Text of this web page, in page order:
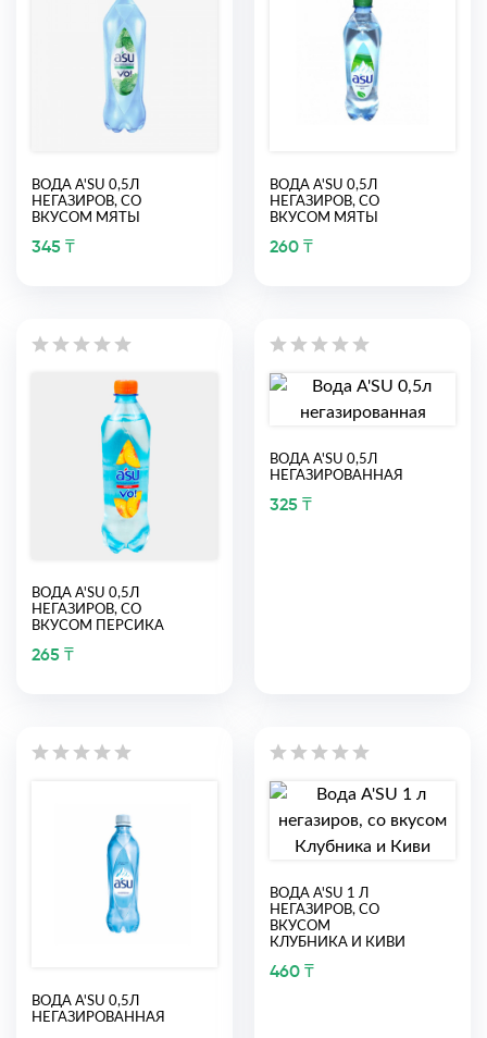
ВОДА A'SU 0,5Л
НЕГАЗИРОВ, СО
ВКУСОМ МЯТЫ
345 ₸
ВОДА A'SU 0,5Л
НЕГАЗИРОВ, СО
ВКУСОМ МЯТЫ
260 ₸
ВОДА A'SU 0,5Л
НЕГАЗИРОВ, СО
ВКУСОМ ПЕРСИКА
265 ₸
ВОДА A'SU 0,5Л
НЕГАЗИРОВАННАЯ
325 ₸
ВОДА A'SU 0,5Л
НЕГАЗИРОВАННАЯ
ВОДА A'SU 1 Л
НЕГАЗИРОВ, СО
ВКУСОМ
КЛУБНИКА И КИВИ
460 ₸